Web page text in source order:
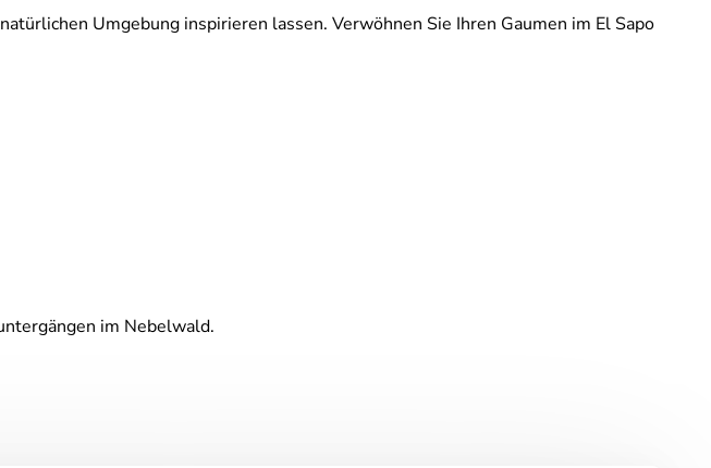
Umgebung inspirieren lassen. Verwöhnen Sie Ihren Gaumen im El Sapo
im Nebelwald.